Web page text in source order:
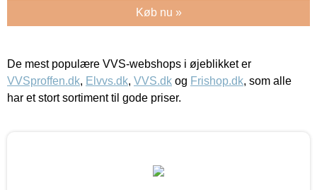
Køb nu »
De mest populære VVS-webshops i øjeblikket er
VVSproffen.dk, Elvvs.dk, VVS.dk og Frishop.dk, som alle
har et stort sortiment til gode priser.